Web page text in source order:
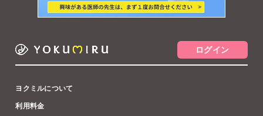
ログイン
ヨクミルについて
利用料金